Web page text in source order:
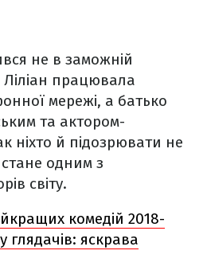
не в заможній
працювала
мережі, а батько
та актором-
ніхто й підозрювати не
одним з
світу.
комедій 2018-
глядачів: яскрава